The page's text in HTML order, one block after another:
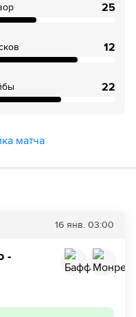
25
12
22
матча
16 янв. 03:00
-